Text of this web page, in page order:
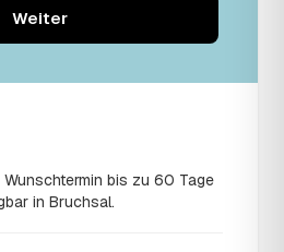
Weiter
Wunschtermin bis zu 60 Tage
in Bruchsal.